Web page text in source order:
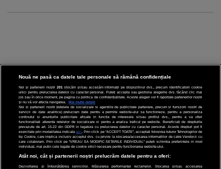
CINEMA
DIVERTISMENT
STIRI
TEHNOLOGIE
SPORT
Nouă ne pasă ca datele tale personale să rămână confidențiale
Noi și partenerii noștri 201 stocăm și/sau accesăm informații pe dispozitivul dvs., precum identificatorii cookie
unici pentru prelucrarea datelor cu caracter personal. Puteți accepta sau gestiona alegerile dvs. făcând clic mai
jos sau în orice moment, pe pagina cu politica de confidențialitate. Aceste alegeri vor fi raportate partenerilor noștri
și nu vă vor afecta navigarea.
Mai multe detalii
Noi si partenerii nostri (retelele de socializare si agentiile de publicitate partenere, precum si furnizorii nostri de
servicii de date analitice) prelucram date pentru a permite website-ului sa functioneze, pentru a personaliza
continutul si anunturile publicitare afisate in functie de interesele si/sau profilul dvs., pentru a va oferi
functionalitati aferente retelelor de socializare si pentru a analiza traficul pe website. Beneficiati de drepturile
prevazute de art. 15-22 din GDPR in legatura cu prelucrarea datelor cu caracter personal. Aceste drepturi pot fi
exercitate prin modalitatea indicataaici . Prin click pe “ACCEPT TOATE”, acceptati folosirea tuturor Tehnologiilor de
tip Cookie, care implica inclusiv acceptul dvs. cu privire la stocarea/accesarea informatiilor de catre Vendor-ii cu
care colaboram. Prin click pe “VREAU SA MODIFIC SETARILE INDIVIDUAL” puteti schimba preferintele in mod
individual, mai putin cele legate de cookie strict necesare pentru functionarea website-ului.
Atât noi, cât și partenerii noștri prelucrăm datele pentru a oferi:
Dezvoltarea și îmbunătățirea serviciilor. Măsurarea performanței reclamelor. Stocarea și/sau accesarea